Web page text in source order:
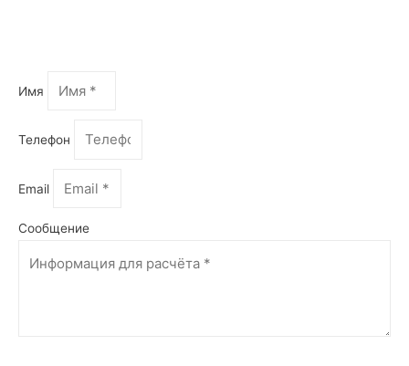
Имя
Телефон
Email
Сообщение